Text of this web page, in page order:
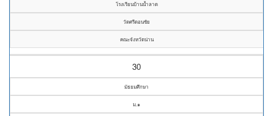
โรงเรียนบ้านน้ำลาด
วัดศรีดอนชัย
คณะจังหวัดน่าน
30
มัธยมศึกษา
ม.๑